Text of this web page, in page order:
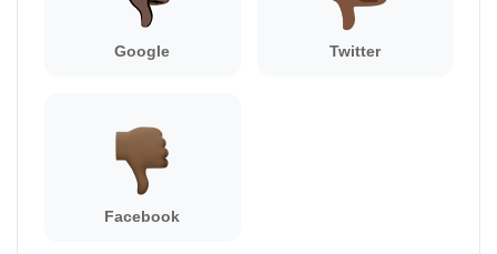
Google Twitter
Facebook